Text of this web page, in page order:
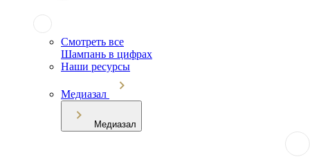
Смотреть все
Шампань в цифрах
Наши ресурсы
Медиазал
Медиазал